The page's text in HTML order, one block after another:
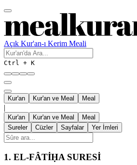
Açık Kur'an-ı Kerim Meali
Ctrl + K
Kur'an Kur'an ve Meal Meal
|
Kur'an Kur'an ve Meal
Meal
Sureler
Cüzler Sayfalar Yer İmleri
1. EL-FÂTİḤA SURESİ